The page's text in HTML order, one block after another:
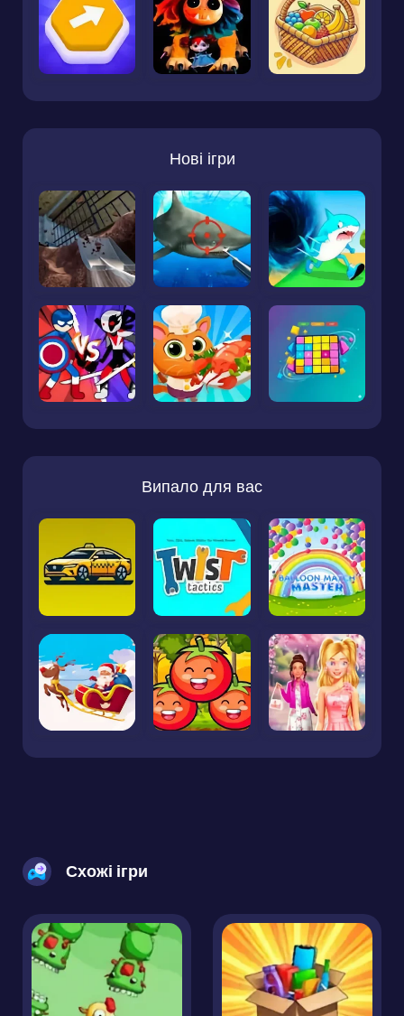
Нові ігри
Випало для вас
Схожі ігри